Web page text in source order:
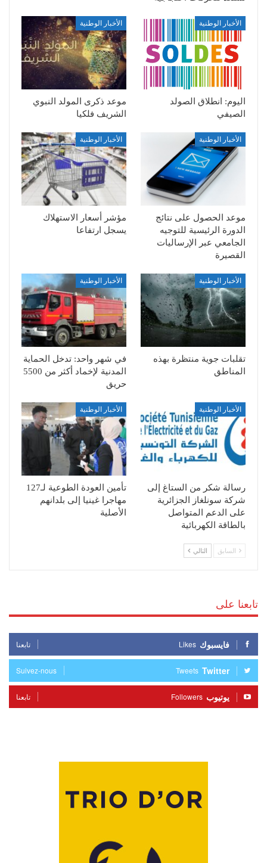
الأخبار الوطنية
اليوم: انطلاق الصولد
الصيفي
الأخبار الوطنية
موعد ذكرى المولد النبوي
الشريف فلكيا
الأخبار الوطنية
موعد الحصول على نتائج
الدورة الرئيسية للتوجيه
الجامعي عبر الإرساليات
القصيرة
الأخبار الوطنية
مؤشر أسعار الاستهلاك
يسجل ارتفاعا
الأخبار الوطنية
تقلبات جوية منتظرة بهذه
المناطق
الأخبار الوطنية
في شهر واحد: تدخل الحماية
المدنية لإخماد أكثر من 5500
حريق
الأخبار الوطنية
رسالة شكر من الستاغ إلى
شركة سونلغاز الجزائرية
على الدعم المتواصل
بالطاقة الكهربائية
الأخبار الوطنية
تأمين العودة الطوعية لـ127
مهاجرا غينيا إلى بلدانهم
الأصلية
السابق التالي
تابعنا على
فايسبوك Likes تابعنا
Twitter
Tweets
Suivez-nous
يوتيوب Followers تابعنا